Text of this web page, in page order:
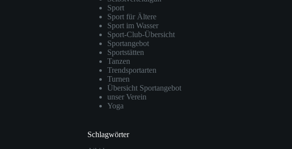
Sport
Sport für Ältere
Sport im Wasser
Sport-Club-Übersicht
Sportangebot
Sportstätten
Tanzen
Trendsportarten
Turnen
Übersicht Sportangebot
unser Verein
Yoga
Schlagwörter